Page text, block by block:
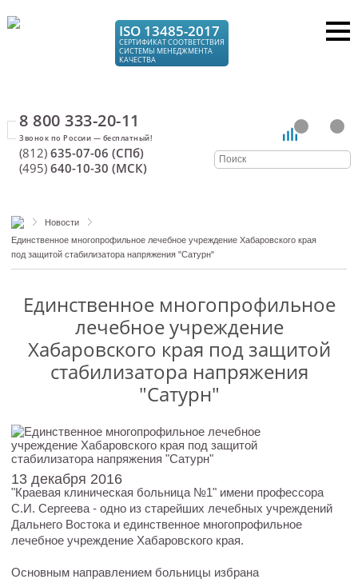
ISO 13485-2017
СЕРТИФИКАТ СООТВЕТСТВИЯ
СИСТЕМЫ МЕНЕДЖМЕНТА
КАЧЕСТВА
8 800 333-20-11
(812) 635-07-06 (СПб)
(495) 640-10-30 (МСК)
Новости
Единственное многопрофильное лечебное учреждение Хабаровского края
под защитой стабилизатора напряжения "Сатурн"
Единственное многопрофильное
лечебное учреждение
Хабаровского края под защитой
стабилизатора напряжения
"Сатурн"
13 декабря 2016
"Краевая клиническая больница №1" имени профессора
С.И. Сергеева - одно из старейших лечебных учреждений
Дальнего Востока и единственное многопрофильное
лечебное учреждение Хабаровского края.
Основным направлением больницы избрана